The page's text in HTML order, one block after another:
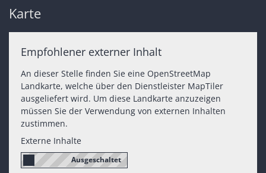
Karte
Empfohlener externer Inhalt
An dieser Stelle finden Sie eine OpenStreetMap
Landkarte, welche über den Dienstleister MapTiler
ausgeliefert wird. Um diese Landkarte anzuzeigen
müssen Sie der Verwendung von externen Inhalten
zustimmen.
Externe Inhalte